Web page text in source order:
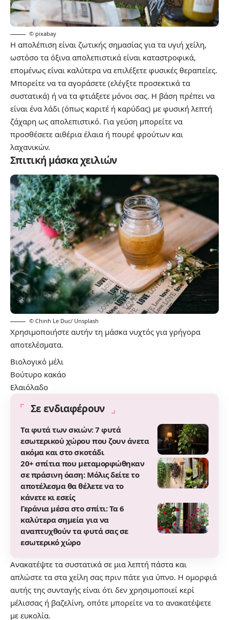
© pixabay
Η απολέπιση είναι ζωτικής σημασίας για τα υγιή χείλη,
ωστόσο τα όξινα απολεπιστικά είναι καταστροφικά,
επομένως είναι καλύτερα να επιλέξετε φυσικές θεραπείες.
Μπορείτε να τα αγοράσετε (ελέγξτε προσεκτικά τα
συστατικά) ή να τα φτιάξετε μόνοι σας. Η βάση πρέπει να
είναι ένα λάδι (όπως καριτέ ή καρύδας) με φυσική λεπτή
ζάχαρη ως απολεπιστικό. Για γεύση μπορείτε να
προσθέσετε αιθέρια έλαια ή πουρέ φρούτων και
λαχανικών.
Σπιτική μάσκα χειλιών
© Chinh Le Duc/ Unsplash
Χρησιμοποιήστε αυτήν τη μάσκα νυχτός για γρήγορα
αποτελέσματα.
Βιολογικό μέλι
Βούτυρο κακάο
Ελαιόλαδο
Σε ενδιαφέρουν
Τα φυτά των σκιών: 7 φυτά
εσωτερικού χώρου που ζουν άνετα
ακόμα και στο σκοτάδι
20+ σπίτια που μεταμορφώθηκαν
σε πράσινη όαση: Μόλις δείτε το
αποτέλεσμα θα θέλετε να το
κάνετε κι εσείς
Γεράνια μέσα στο σπίτι: Τα 6
καλύτερα σημεία για να
αναπτυχθούν τα φυτά σας σε
εσωτερικό χώρο
Ανακατέψτε τα συστατικά σε μια λεπτή πάστα και
απλώστε τα στα χείλη σας πριν πάτε για ύπνο. Η ομορφιά
αυτής της συνταγής είναι ότι δεν χρησιμοποιεί κερί
μέλισσας ή βαζελίνη, οπότε μπορείτε να το ανακατέψετε
με ευκολία.